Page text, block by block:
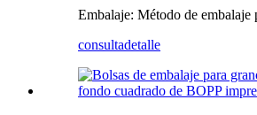
Embalaje: Método de embalaje
consultadetalle